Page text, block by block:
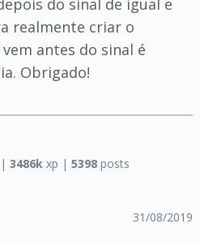
do sinal de igual e
realmente criar o
antes do sinal é
Obrigado!
| 3486k xp | 5398posts
31/08/2019